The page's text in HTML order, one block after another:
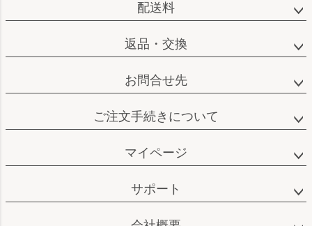
配送料
返品・交換
お問合せ先
ご注文手続きについて
マイページ
サポート